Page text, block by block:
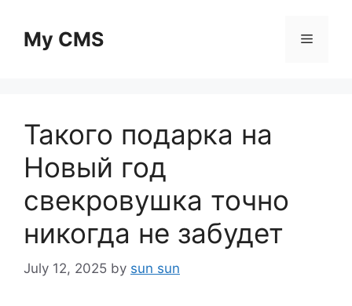
contentMy CMS Menu
Такого подарка на
Новый год
свекровушка точно
никогда не забудет
July 12, 2025 by sun sun